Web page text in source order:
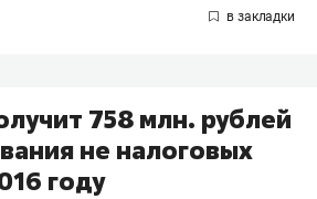
758 млн. рублей
не налоговых
году